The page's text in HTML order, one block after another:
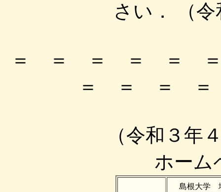
さい． （
＝ ＝ ＝ ＝ ＝
＝ ＝ ＝
（令和３
ホーム
島根大学